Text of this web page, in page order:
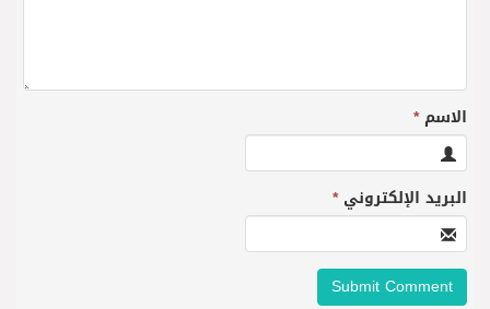
الاسم*
البريد الإلكتروني*